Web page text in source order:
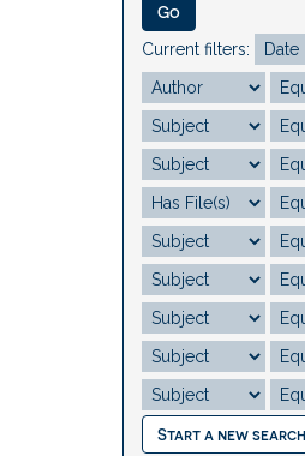
Current filters:
Start a new search